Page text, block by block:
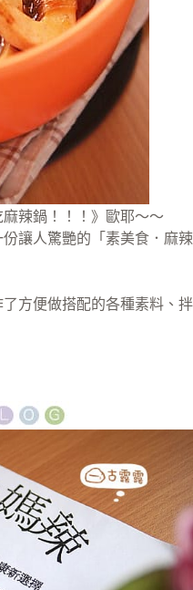
辣鍋！！！》歐耶～～
讓人驚艷的「素美食．麻辣
方便做搭配的各種素料、拌